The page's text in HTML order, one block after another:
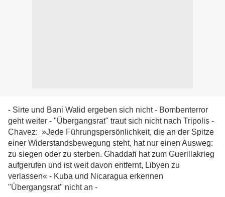
- Sirte und Bani Walid ergeben sich nicht - Bombenterror
geht weiter - "Übergangsrat" traut sich nicht nach Tripolis -
Chavez: »Jede Führungspersönlichkeit, die an der Spitze
einer Widerstandsbewegung steht, hat nur einen Ausweg:
zu siegen oder zu sterben. Ghaddafi hat zum Guerillakrieg
aufgerufen und ist weit davon entfernt, Libyen zu
verlassen« - Kuba und Nicaragua erkennen
"Übergangsrat" nicht an -